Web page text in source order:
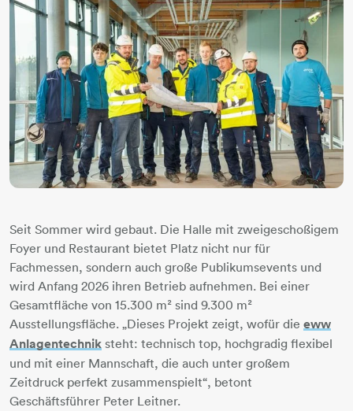
Seit Sommer wird gebaut. Die Halle mit zweigeschoßigem
Foyer und Restaurant bietet Platz nicht nur für
Fachmessen, sondern auch große Publikumsevents und
wird Anfang 2026 ihren Betrieb aufnehmen. Bei einer
Gesamtfläche von 15.300 m² sind 9.300 m²
Ausstellungsfläche. „Dieses Projekt zeigt, wofür die eww
Anlagentechnik steht: technisch top, hochgradig flexibel
und mit einer Mannschaft, die auch unter großem
Zeitdruck perfekt zusammenspielt“, betont
Geschäftsführer Peter Leitner.